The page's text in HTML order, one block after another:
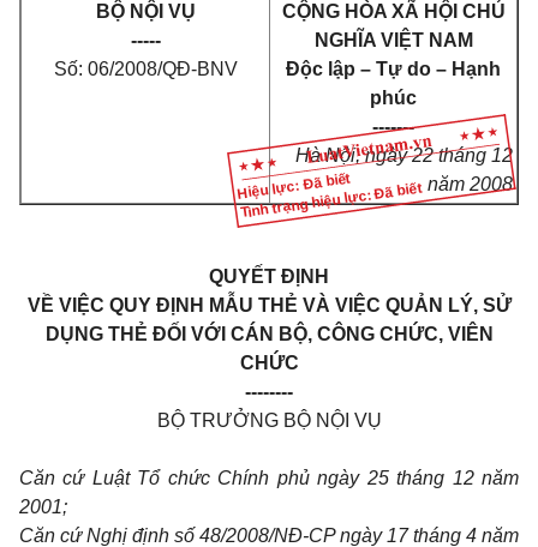
Hiệu lực: Đã biết
Tình trạng hiệu lực: Đã biết
BỘ NỘI VỤ
-----
Số: 06/2008/QĐ-BNV
CỘNG HÒA XÃ HỘI CHỦ
NGHĨA VIỆT NAM
Độc lập – Tự do – Hạnh
phúc
-------
Hà Nội, ngày 22 tháng 12
năm 2008
QUYẾT ĐỊNH
VỀ VIỆC QUY ĐỊNH MẪU THẺ VÀ VIỆC QUẢN LÝ, SỬ
DỤNG THẺ ĐỐI VỚI CÁN BỘ, CÔNG CHỨC, VIÊN
CHỨC
--------
BỘ TRƯỞNG BỘ NỘI VỤ
Căn cứ Luật Tổ chức Chính phủ ngày 25 tháng 12 năm
2001;
Căn cứ Nghị định số 48/2008/NĐ-CP ngày 17 tháng 4 năm